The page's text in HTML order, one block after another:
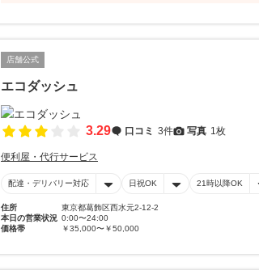
店舗公式
エコダッシュ
3.29 口コミ 3件 写真 1枚
便利屋・代行サービス
配達・デリバリー対応 日祝OK 21時以降OK
住所
東京都葛飾区西水元2-12-2
本日の営業状況 0:00〜24:00
価格帯
￥35,000〜￥50,000